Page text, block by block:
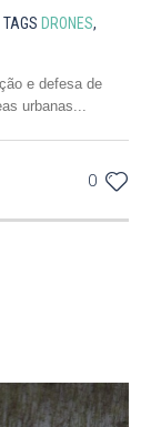
TAGS DRONES,
e defesa de
urbanas...
0